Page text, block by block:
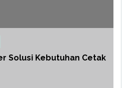
Solusi Kebutuhan Cetak